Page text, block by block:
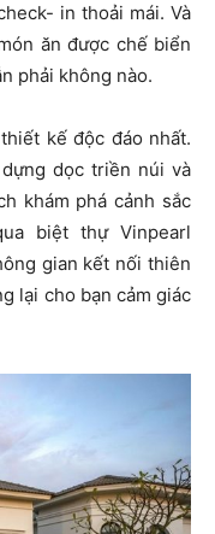
in thoải mái. Và
ăn được chế biển
phải không nào.
kế độc đáo nhất.
dọc triền núi và
khám phá cảnh sắc
biệt thự Vinpearl
gian kết nối thiên
lại cho bạn cảm giác